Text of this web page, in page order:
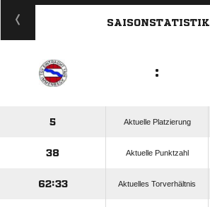
ANZEIGE
SAISONSTATISTIK
:
5 Aktuelle Platzierung
38 Aktuelle Punktzahl
62:33 Aktuelles Torverhältnis